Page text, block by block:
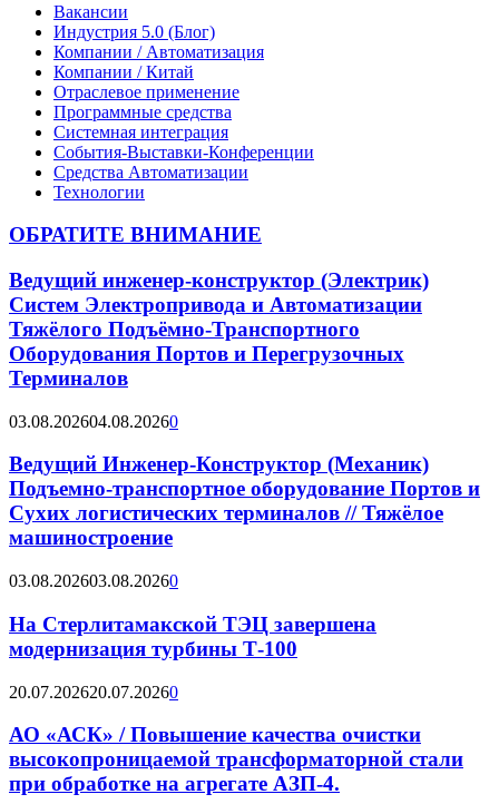
Вакансии
Индустрия 5.0 (Блог)
Компании / Автоматизация
Компании / Китай
Отраслевое применение
Программные средства
Системная интеграция
События-Выставки-Конференции
Средства Автоматизации
Технологии
ОБРАТИТЕ ВНИМАНИЕ
Ведущий инженер-конструктор (Электрик)
Систем Электропривода и Автоматизации
Тяжёлого Подъёмно-Транспортного
Оборудования Портов и Перегрузочных
Терминалов
03.08.202604.08.20260
Ведущий Инженер-Конструктор (Механик)
Подъемно-транспортное оборудование Портов и
Сухих логистических терминалов // Тяжёлое
машиностроение
03.08.202603.08.20260
На Стерлитамакской ТЭЦ завершена
модернизация турбины Т-100
20.07.202620.07.20260
АО «АСК» / Повышение качества очистки
высокопроницаемой трансформаторной стали
при обработке на агрегате АЗП-4.